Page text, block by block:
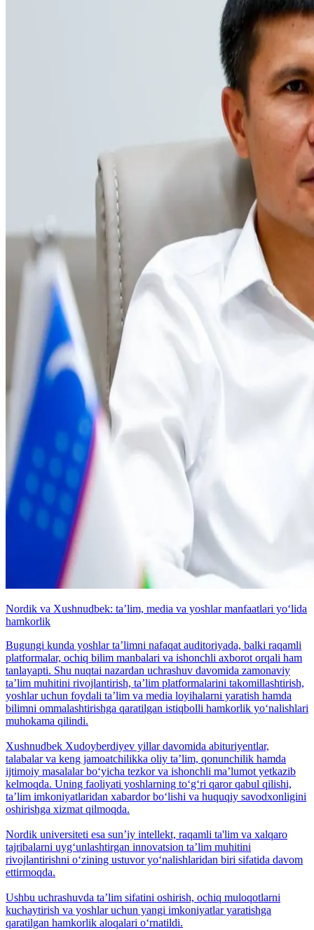
Nordik va Xushnudbek: taʼlim, media va yoshlar manfaatlari yo‘lida
hamkorlik
Bugungi kunda yoshlar taʼlimni nafaqat auditoriyada, balki raqamli
platformalar, ochiq bilim manbalari va ishonchli axborot orqali ham
tanlayapti. Shu nuqtai nazardan uchrashuv davomida zamonaviy
taʼlim muhitini rivojlantirish, taʼlim platformalarini takomillashtirish,
yoshlar uchun foydali taʼlim va media loyihalarni yaratish hamda
bilimni ommalashtirishga qaratilgan istiqbolli hamkorlik yo‘nalishlari
muhokama qilindi.
Xushnudbek Xudoyberdiyev yillar davomida abituriyentlar,
talabalar va keng jamoatchilikka oliy taʼlim, qonunchilik hamda
ijtimoiy masalalar bo‘yicha tezkor va ishonchli maʼlumot yetkazib
kelmoqda. Uning faoliyati yoshlarning to‘g‘ri qaror qabul qilishi,
taʼlim imkoniyatlaridan xabardor bo‘lishi va huquqiy savodxonligini
oshirishga xizmat qilmoqda.
Nordik universiteti esa sunʼiy intellekt, raqamli ta'lim va xalqaro
tajribalarni uyg‘unlashtirgan innovatsion taʼlim muhitini
rivojlantirishni o‘zining ustuvor yo‘nalishlaridan biri sifatida davom
ettirmoqda.
Ushbu uchrashuvda taʼlim sifatini oshirish, ochiq muloqotlarni
kuchaytirish va yoshlar uchun yangi imkoniyatlar yaratishga
qaratilgan hamkorlik aloqalari o‘rnatildi.